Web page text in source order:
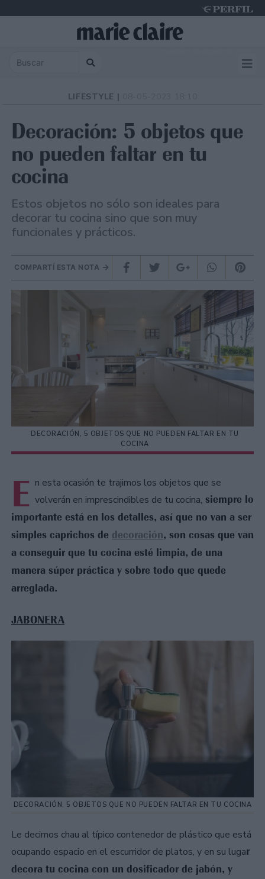
LIFESTYLE |
Decoración: 5 objetos que
no pueden faltar en tu
cocina
Estos objetos no sólo son ideales para
decorar tu cocina sino que son muy
funcionales y prácticos.
COMPARTÍ ESTA NOTA
DECORACIÓN, 5 OBJETOS QUE NO PUEDEN FALTAR EN TU
COCINA
E n esta ocasión te trajimos los objetos que se
volverán en imprescindibles de tu cocina, siempre lo
importante está en los detalles, así que no van a ser
simples caprichos de decoración, son cosas que van
a conseguir que tu cocina esté limpia, de una
manera súper práctica y sobre todo que quede
arreglada.
JABONERA
DECORACIÓN, 5 OBJETOS QUE NO PUEDEN FALTAR EN TU COCINA
Le decimos chau al típico contenedor de plástico que está
ocupando espacio en el escurridor de platos, y en su lugar
decora tu cocina con un dosificador de jabón, y